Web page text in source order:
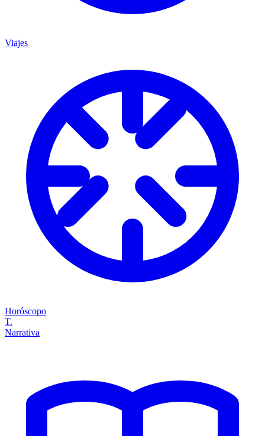
Viajes
Horóscopo
T.
Narrativa